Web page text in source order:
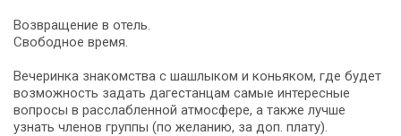
Возвращение в отель.
Свободное время.
Вечеринка знакомства с шашлыком и коньяком, где будет
возможность задать дагестанцам самые интересные
вопросы в расслабленной атмосфере, а также лучше
узнать членов группы (по желанию, за доп. плату).